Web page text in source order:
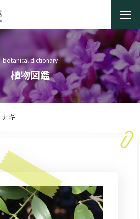
botanical dictionary
植物図鑑
ナギ